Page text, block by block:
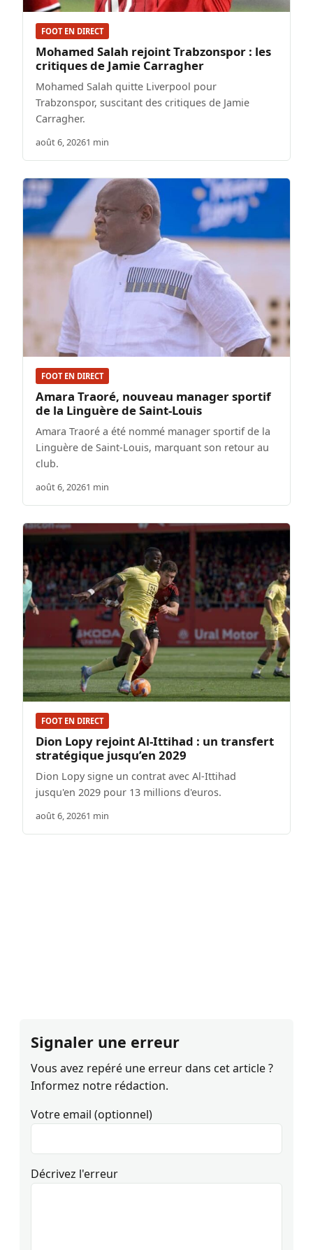
FOOT EN DIRECT
Mohamed Salah rejoint Trabzonspor : les
critiques de Jamie Carragher
Mohamed Salah quitte Liverpool pour
Trabzonspor, suscitant des critiques de Jamie
Carragher.
août 6, 20261 min
FOOT EN DIRECT
Amara Traoré, nouveau manager sportif
de la Linguère de Saint-Louis
Amara Traoré a été nommé manager sportif de la
Linguère de Saint-Louis, marquant son retour au
club.
août 6, 20261 min
FOOT EN DIRECT
Dion Lopy rejoint Al-Ittihad : un transfert
stratégique jusqu’en 2029
Dion Lopy signe un contrat avec Al-Ittihad
jusqu'en 2029 pour 13 millions d'euros.
août 6, 20261 min
Signaler une erreur
Vous avez repéré une erreur dans cet article ?
Informez notre rédaction.
Votre email (optionnel)
Décrivez l'erreur